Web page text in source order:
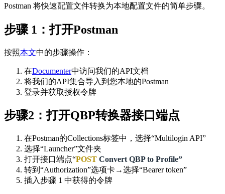
Postman 将快速配置文件转换为本地配置文件的简单步骤。
步骤 1：打开Postman
按照本文中的步骤操作：
在Documenter中访问我们的API文档
将我们的API集合导入到您本地的Postman
登录并获取授权令牌
步骤2：打开QBP转换器接口端点
在Postman的Collections标签中，选择“Multilogin API”
选择“Launcher”文件夹
打开接口端点“POST Convert QBP to Profile”
转到“Authorization”选项卡→选择“Bearer token”
插入步骤 1 中获得的令牌